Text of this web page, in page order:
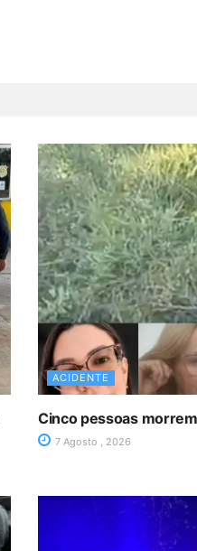
ACIDENTE
Cinco pessoas
7 Agosto , 2026